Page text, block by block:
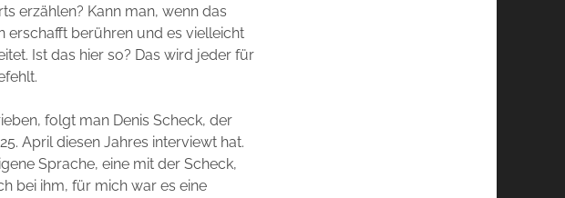
erzählen? Kann man, wenn das
erschafft berühren und es vielleicht
Ist das hier so? Das wird jeder für
folgt man Denis Scheck, der
April diesen Jahres interviewt hat.
Sprache, eine mit der Scheck,
bei ihm, für mich war es eine